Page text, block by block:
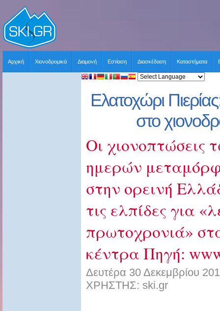
Αρχική Χιονοδρομικά Διαμονή Εστίαση Διασκέδαση Καταστήματα
Ελατοχώρι
στο
Οι χιονοπτώσεις
ημερών
στην ορεινή
τις ελπίδες για
πρωτοχρονιά»
κέντρα Πηγή:
Δευτέρα 30 Δεκεμβρίου
ΧΡΗΣΤΗΣ: ski.gr